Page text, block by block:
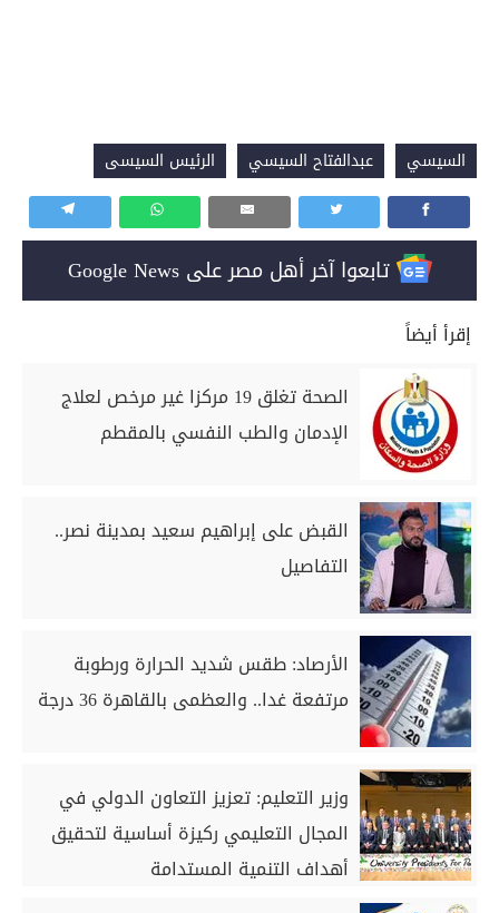
السيسي عبدالفتاح السيسي الرئيس السيسى
تابعوا آخر أهل مصر على Google News
إقرأ أيضاً
الصحة تغلق 19 مركزا غير مرخص لعلاج
الإدمان والطب النفسي بالمقطم
القبض على إبراهيم سعيد بمدينة نصر..
التفاصيل
الأرصاد: طقس شديد الحرارة ورطوبة
مرتفعة غدا.. والعظمى بالقاهرة 36 درجة
وزير التعليم: تعزيز التعاون الدولي في
المجال التعليمي ركيزة أساسية لتحقيق
أهداف التنمية المستدامة